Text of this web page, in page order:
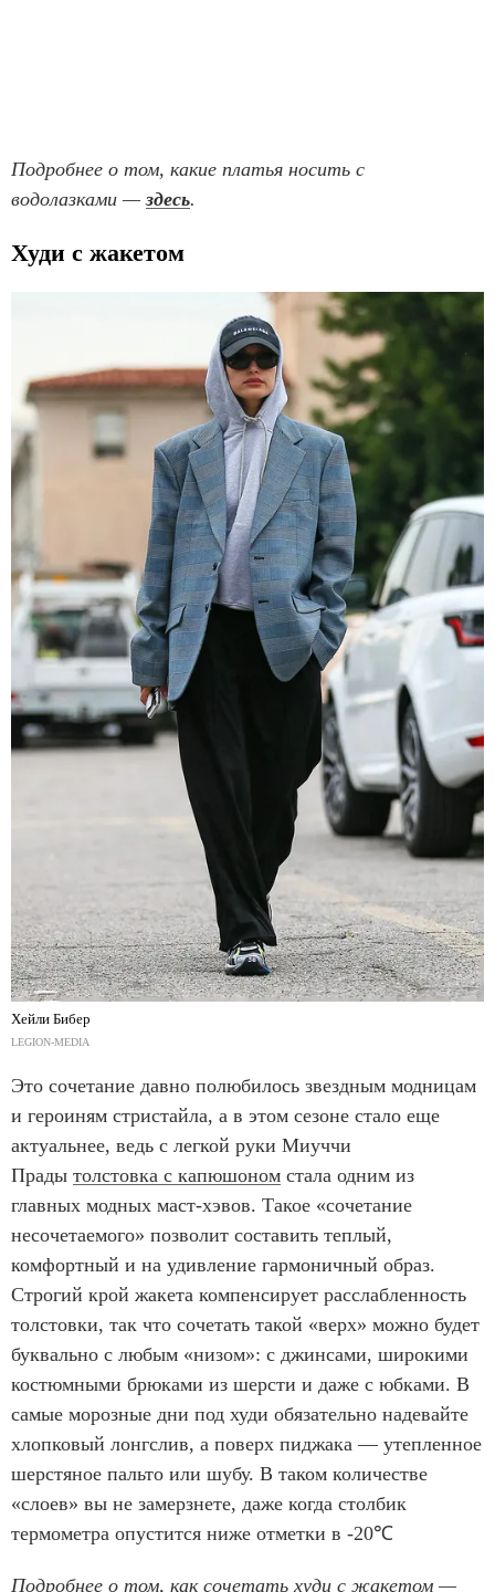
Подробнее о том, какие платья носить с
водолазками — здесь.
Худи с жакетом
Хейли Бибер
LEGION-MEDIA
Это сочетание давно полюбилось звездным модницам
и героиням стристайла, а в этом сезоне стало еще
актуальнее, ведь с легкой руки Миуччи
Прады толстовка с капюшоном стала одним из
главных модных маст-хэвов. Такое «сочетание
несочетаемого» позволит составить теплый,
комфортный и на удивление гармоничный образ.
Строгий крой жакета компенсирует расслабленность
толстовки, так что сочетать такой «верх» можно будет
буквально с любым «низом»: с джинсами, широкими
костюмными брюками из шерсти и даже с юбками. В
самые морозные дни под худи обязательно надевайте
хлопковый лонгслив, а поверх пиджака — утепленное
шерстяное пальто или шубу. В таком количестве
«слоев» вы не замерзнете, даже когда столбик
термометра опустится ниже отметки в -20℃
Подробнее о том, как сочетать худи с жакетом —